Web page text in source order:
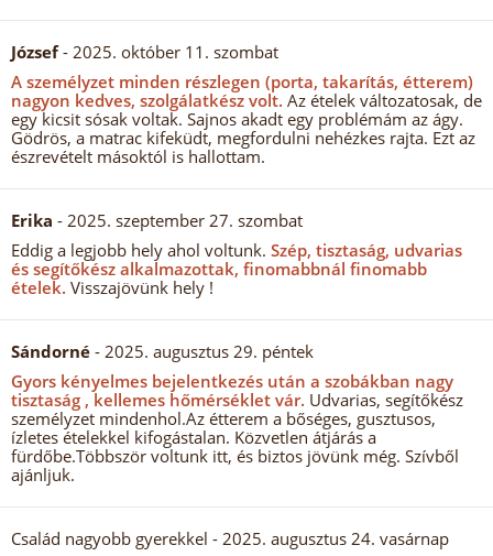
József- 2025. október 11. szombat
A személyzet minden részlegen (porta, takarítás, étterem)
nagyon kedves, szolgálatkész volt. Az ételek változatosak, de
egy kicsit sósak voltak. Sajnos akadt egy problémám az ágy.
Gödrös, a matrac kifeküdt, megfordulni nehézkes rajta. Ezt az
észrevételt másoktól is hallottam.
Erika - 2025. szeptember 27. szombat
Eddig a legjobb hely ahol voltunk. Szép, tisztaság, udvarias
és segítőkész alkalmazottak, finomabbnál finomabb
ételek. Visszajövünk hely !
Sándorné - 2025. augusztus 29. péntek
Gyors kényelmes bejelentkezés után a szobákban nagy
tisztaság , kellemes hőmérséklet vár. Udvarias, segítőkész
személyzet mindenhol.Az étterem a bőséges, gusztusos,
ízletes ételekkel kifogástalan. Közvetlen átjárás a
fürdőbe.Többször voltunk itt, és biztos jövünk még. Szívből
ajánljuk.
Család nagyobb gyerekkel - 2025. augusztus 24. vasárnap